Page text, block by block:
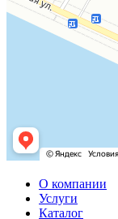
О компании
Услуги
Каталог